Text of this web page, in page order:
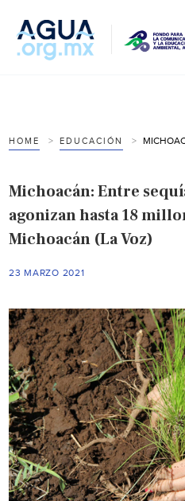
HOME EDUCACIÓN
Michoacán: Entre
agonizan hasta 18
Michoacán (La Voz)
23 MARZO 2021